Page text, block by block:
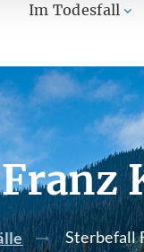
Im Todesfall
Sterbefall